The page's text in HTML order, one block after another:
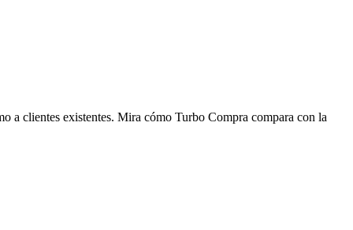
a clientes existentes. Mira cómo Turbo Compra compara con la